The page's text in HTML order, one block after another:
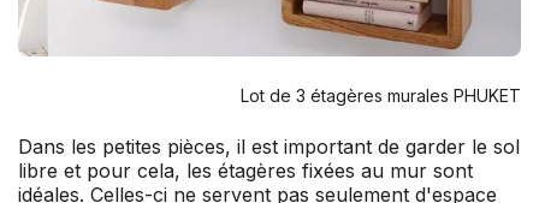
Lot de 3 étagères murales PHUKET
Dans les petites pièces, il est important de garder le sol
libre et pour cela, les étagères fixées au mur sont
idéales. Celles-ci ne servent pas seulement d'espace